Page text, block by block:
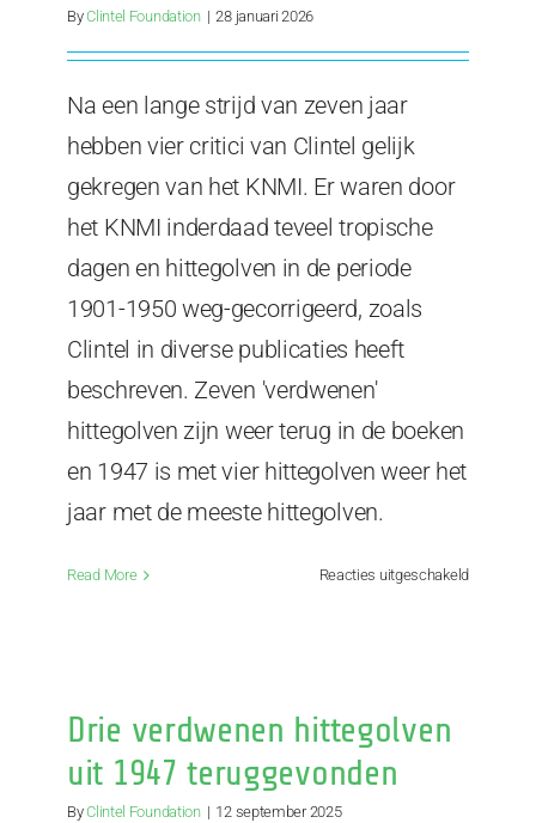
ByClintel Foundation | 28 januari 2026
Na een lange strijd van zeven jaar
hebben vier critici van Clintel gelijk
gekregen van het KNMI. Er waren door
het KNMI inderdaad teveel tropische
dagen en hittegolven in de periode
1901-1950 weg-gecorrigeerd, zoals
Clintel in diverse publicaties heeft
beschreven. Zeven 'verdwenen'
hittegolven zijn weer terug in de boeken
en 1947 is met vier hittegolven weer het
jaar met de meeste hittegolven.
Read More Reacties uitgeschakeldvoor
Drie verdwenen hittegolven
uit 1947 teruggevonden
ByClintel Foundation | 12 september 2025